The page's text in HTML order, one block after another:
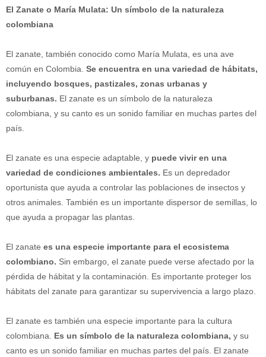
El Zanate o María Mulata: Un símbolo de la naturaleza
colombiana
El zanate, también conocido como María Mulata, es una ave
común en Colombia. Se encuentra en una variedad de hábitats,
incluyendo bosques, pastizales, zonas urbanas y
suburbanas. El zanate es un símbolo de la naturaleza
colombiana, y su canto es un sonido familiar en muchas partes del
país.
El zanate es una especie adaptable, y puede vivir en una
variedad de condiciones ambientales. Es un depredador
oportunista que ayuda a controlar las poblaciones de insectos y
otros animales. También es un importante dispersor de semillas, lo
que ayuda a propagar las plantas.
El zanate es una especie importante para el ecosistema
colombiano. Sin embargo, el zanate puede verse afectado por la
pérdida de hábitat y la contaminación. Es importante proteger los
hábitats del zanate para garantizar su supervivencia a largo plazo.
El zanate es también una especie importante para la cultura
colombiana. Es un símbolo de la naturaleza colombiana, y su
canto es un sonido familiar en muchas partes del país. El zanate